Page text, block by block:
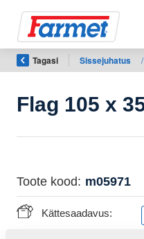
Farmeti
masinad
Tagasi Sissejuhatus /
Flag 105 x
Toote kood: m05971
Kättesaadavus: